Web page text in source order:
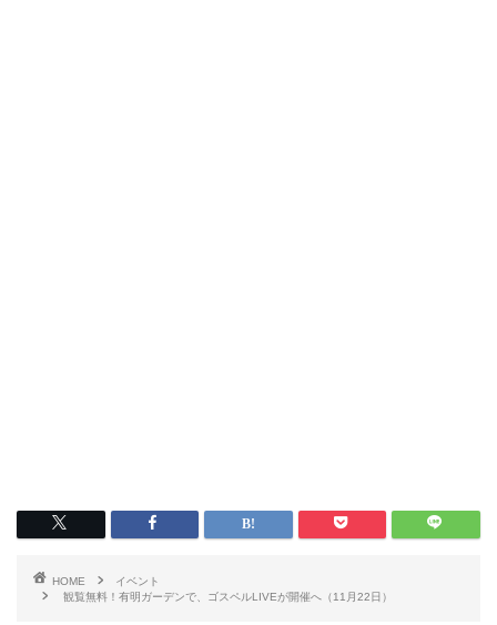
HOME
イベント
観覧無料！有明ガーデンで、ゴスペルLIVEが開催へ（11月22日）